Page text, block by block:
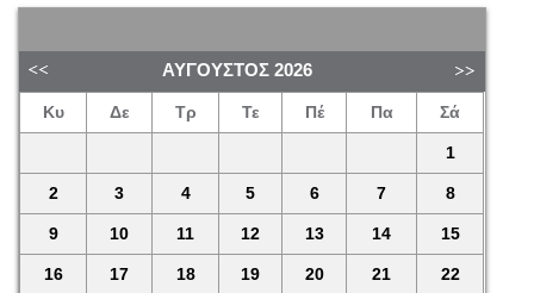
ΑΎΓΟΥΣΤΟΣ 2026
Κυ Δε Τρ Τε Πέ Πα Σά
1
2 3 4 5 6 7 8
9 10 11 12 13 14 15
16 17 18 19 20 21 22